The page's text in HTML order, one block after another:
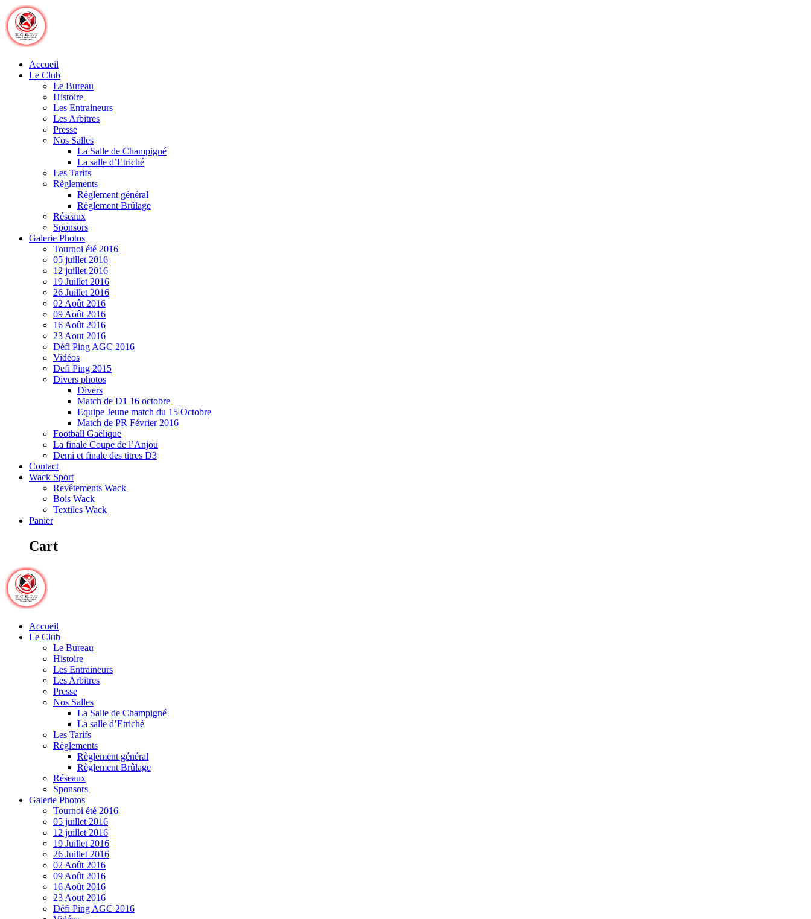
Skip
to
content
Accueil
Le Club
Le Bureau
Histoire
Les Entraineurs
Les Arbitres
Presse
Nos Salles
La Salle de Champigné
La salle d’Etriché
Les Tarifs
Règlements
Règlement général
Règlement Brûlage
Réseaux
Sponsors
Galerie Photos
Tournoi été 2016
05 juillet 2016
12 juillet 2016
19 Juillet 2016
26 Juillet 2016
02 Août 2016
09 Août 2016
16 Août 2016
23 Aout 2016
Défi Ping AGC 2016
Vidéos
Defi Ping 2015
Divers photos
Divers
Match de D1 16 octobre
Equipe Jeune match du 15 Octobre
Match de PR Février 2016
Football Gaëlique
La finale Coupe de l’Anjou
Demi et finale des titres D3
Contact
Wack Sport
Revêtements Wack
Bois Wack
Textiles Wack
Panier
Cart
Accueil
Le Club
Le Bureau
Histoire
Les Entraineurs
Les Arbitres
Presse
Nos Salles
La Salle de Champigné
La salle d’Etriché
Les Tarifs
Règlements
Règlement général
Règlement Brûlage
Réseaux
Sponsors
Galerie Photos
Tournoi été 2016
05 juillet 2016
12 juillet 2016
19 Juillet 2016
26 Juillet 2016
02 Août 2016
09 Août 2016
16 Août 2016
23 Aout 2016
Défi Ping AGC 2016